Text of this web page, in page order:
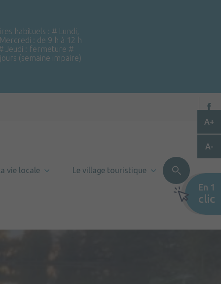
habituels : # Lundi,
: de 9 h à 12 h
Jeudi : fermeture #
(semaine impaire)
vie locale Le village touristique
A+
A-
En 1
clic